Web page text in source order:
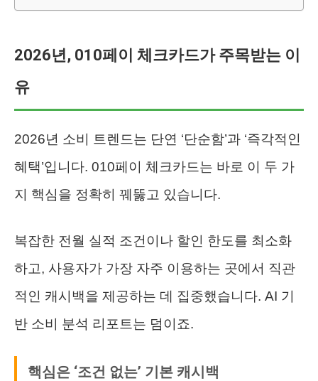
2026년, 010페이 체크카드가 주목받는 이
유
2026년 소비 트렌드는 단연 ‘단순함’과 ‘즉각적인
혜택’입니다. 010페이 체크카드는 바로 이 두 가
지 핵심을 정확히 꿰뚫고 있습니다.
복잡한 전월 실적 조건이나 할인 한도를 최소화
하고, 사용자가 가장 자주 이용하는 곳에서 직관
적인 캐시백을 제공하는 데 집중했습니다. AI 기
반 소비 분석 리포트는 덤이죠.
핵심은 ‘조건 없는’ 기본 캐시백